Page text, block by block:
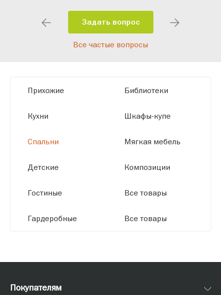
помещения и личные пожелания.
Благодаря современному
высокотехнологичному оборудованию
размерам.
Задать вопрос
Все частые вопросы
Прихожие
Кухни
Спальни
Детские
Гостиные
Гардеробные
Библиотеки
Шкафы-купе
Мягкая мебель
Композиции
Все товары
Все товары
Покупателям